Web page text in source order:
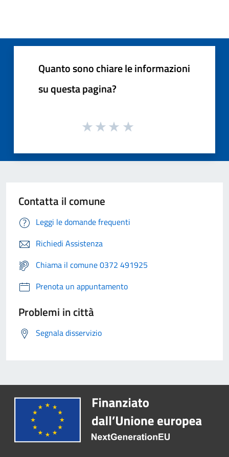
Quanto sono chiare le informazioni
su questa pagina?
Contatta il comune
Leggi le domande frequenti
Richiedi Assistenza
Chiama il comune 0372 491925
Prenota un appuntamento
Problemi in città
Segnala disservizio